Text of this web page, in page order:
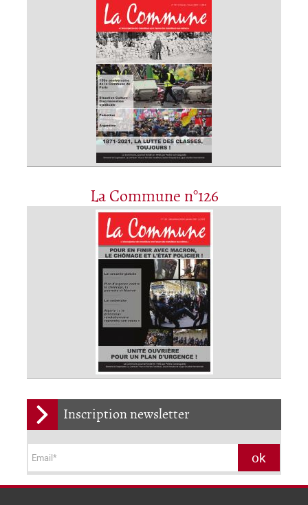
La Commune n°126
Inscription newsletter